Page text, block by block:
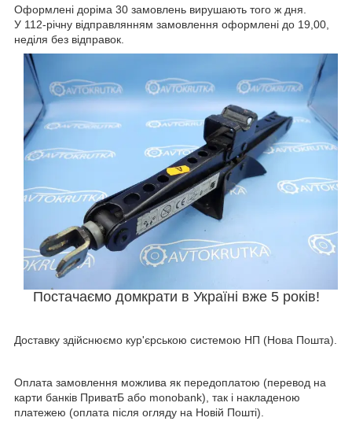
Оформлені доріма 30 замовлень вирушають того ж дня.
У 112-річну відправлянням замовлення оформлені до 19,00,
неділя без відправок.
Постачаємо домкрати в Україні вже 5 років!
Доставку здійснюємо кур'єрською системою НП (Нова Пошта).
Оплата замовлення можлива як передоплатою (перевод на
карти банків ПриватБ або monobank), так і накладеною
платежею (оплата після огляду на Новій Пошті).